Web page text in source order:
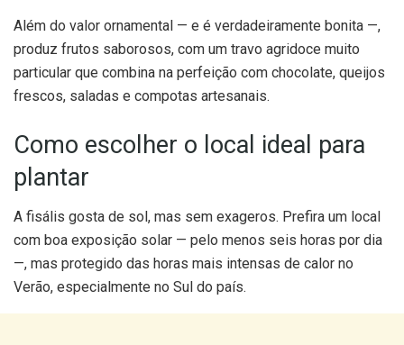
Além do valor ornamental — e é verdadeiramente bonita —,
produz frutos saborosos, com um travo agridoce muito
particular que combina na perfeição com chocolate, queijos
frescos, saladas e compotas artesanais.
Como escolher o local ideal para
plantar
A fisális gosta de sol, mas sem exageros. Prefira um local
com boa exposição solar — pelo menos seis horas por dia
—, mas protegido das horas mais intensas de calor no
Verão, especialmente no Sul do país.